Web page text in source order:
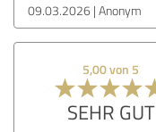
09.03.2026 Anonym
5,00 von 5
SEHR GUT